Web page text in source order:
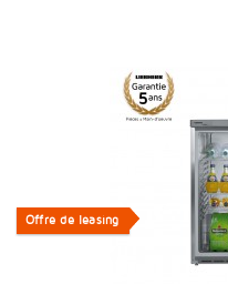
Offre de leasing
Offre de leasing